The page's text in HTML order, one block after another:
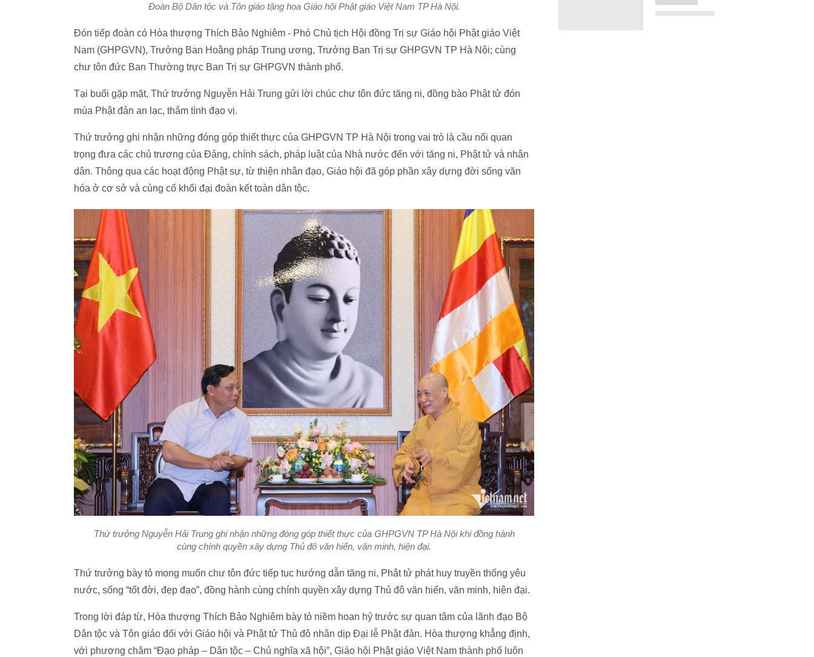
Đoàn Bộ Dân tộc và Tôn giáo tặng hoa Giáo hội Phật giáo Việt Nam TP Hà Nội.
Đón tiếp đoàn có Hòa thượng Thích Bảo Nghiêm - Phó Chủ tịch Hội đồng Trị sự Giáo hội Phật giáo Việt
Nam (GHPGVN), Trưởng Ban Hoằng pháp Trung ương, Trưởng Ban Trị sự GHPGVN TP Hà Nội; cùng
chư tôn đức Ban Thường trực Ban Trị sự GHPGVN thành phố.
Tại buổi gặp mặt, Thứ trưởng Nguyễn Hải Trung gửi lời chúc chư tôn đức tăng ni, đồng bào Phật tử đón
mùa Phật đản an lạc, thắm tình đạo vị.
Thứ trưởng ghi nhận những đóng góp thiết thực của GHPGVN TP Hà Nội trong vai trò là cầu nối quan
trọng đưa các chủ trương của Đảng, chính sách, pháp luật của Nhà nước đến với tăng ni, Phật tử và nhân
dân. Thông qua các hoạt động Phật sự, từ thiện nhân đạo, Giáo hội đã góp phần xây dựng đời sống văn
hóa ở cơ sở và củng cố khối đại đoàn kết toàn dân tộc.
Thứ trưởng Nguyễn Hải Trung ghi nhận những đóng góp thiết thực của GHPGVN TP Hà Nội khi đồng hành
cùng chính quyền xây dựng Thủ đô văn hiến, văn minh, hiện đại.
Thứ trưởng bày tỏ mong muốn chư tôn đức tiếp tục hướng dẫn tăng ni, Phật tử phát huy truyền thống yêu
nước, sống “tốt đời, đẹp đạo”, đồng hành cùng chính quyền xây dựng Thủ đô văn hiến, văn minh, hiện đại.
Trong lời đáp từ, Hòa thượng Thích Bảo Nghiêm bày tỏ niềm hoan hỷ trước sự quan tâm của lãnh đạo Bộ
Dân tộc và Tôn giáo đối với Giáo hội và Phật tử Thủ đô nhân dịp Đại lễ Phật đản. Hòa thượng khẳng định,
với phương châm “Đạo pháp – Dân tộc – Chủ nghĩa xã hội”, Giáo hội Phật giáo Việt Nam thành phố luôn